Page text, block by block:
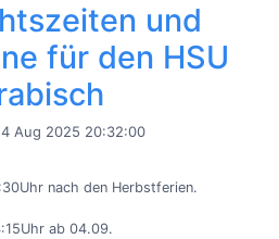
und
für den HSU
Aug 2025 20:32:00
nach den Herbstferien.
ab 04.09.